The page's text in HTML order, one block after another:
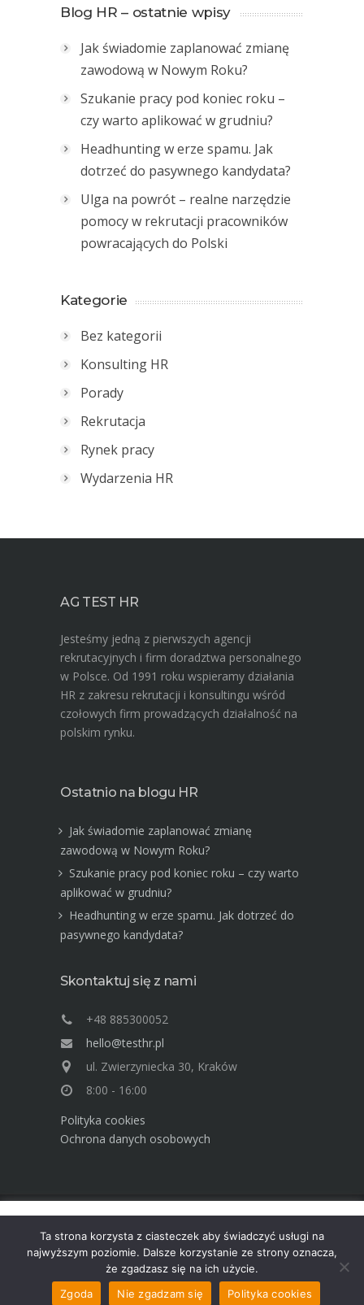
Blog HR – ostatnie wpisy
Jak świadomie zaplanować zmianę
zawodową w Nowym Roku?
Szukanie pracy pod koniec roku –
czy warto aplikować w grudniu?
Headhunting w erze spamu. Jak
dotrzeć do pasywnego kandydata?
Ulga na powrót – realne narzędzie
pomocy w rekrutacji pracowników
powracających do Polski
Kategorie
Bez kategorii
Konsulting HR
Porady
Rekrutacja
Rynek pracy
Wydarzenia HR
AG TEST HR
Jesteśmy jedną z pierwszych agencji
rekrutacyjnych i firm doradztwa personalnego
w Polsce. Od 1991 roku wspieramy działania
HR z zakresu rekrutacji i konsultingu wśród
czołowych firm prowadzących działalność na
polskim rynku.
Ostatnio na blogu HR
Jak świadomie zaplanować zmianę
zawodową w Nowym Roku?
Szukanie pracy pod koniec roku – czy warto
aplikować w grudniu?
Headhunting w erze spamu. Jak dotrzeć do
pasywnego kandydata?
Skontaktuj się z nami
+48 885300052
hello@testhr.pl
ul. Zwierzyniecka 30, Kraków
8:00 - 16:00
Polityka cookies
Ochrona danych osobowych
Advisory Group TEST Human Resources ©
2025
używania. Korzystając ze strony wyrażasz zgodę na używanie
cookies, zgodnie z aktualnymi ustawieniami przeglądarki.
Dowiedz się więcej
Akceptuję
Ta strona korzysta z ciasteczek aby świadczyć usługi na
najwyższym poziomie. Dalsze korzystanie ze strony oznacza,
że zgadzasz się na ich użycie.
Zgoda
Nie zgadzam się Polityka cookies